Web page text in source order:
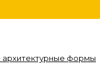
архитектурные формы